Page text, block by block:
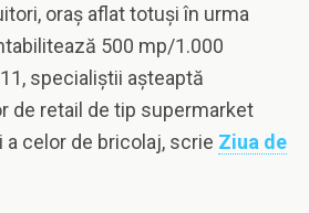
oraş aflat totuşi în urma
500 mp/1.000
specialiştii aşteaptă
de retail de tip supermarket
a celor de bricolaj, scrie Ziua de